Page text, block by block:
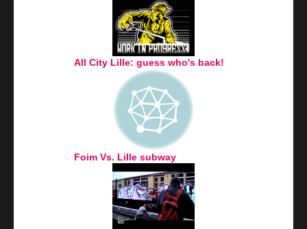
All City Lille: guess who's back!
Foim Vs. Lille subway